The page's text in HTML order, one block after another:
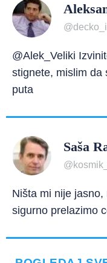
@Alek_Veliki
stignete, mislim da
puta
Saša
Ništa mi nije
sigurno prelazimo